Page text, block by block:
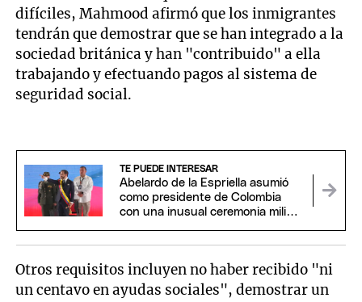
difíciles, Mahmood afirmó que los inmigrantes
tendrán que demostrar que se han integrado a la
sociedad británica y han "contribuido" a ella
trabajando y efectuando pagos al sistema de
seguridad social.
TE PUEDE INTERESAR
Abelardo de la Espriella asumió
como presidente de Colombia
con una inusual ceremonia militar
Otros requisitos incluyen no haber recibido "ni
un centavo en ayudas sociales", demostrar un